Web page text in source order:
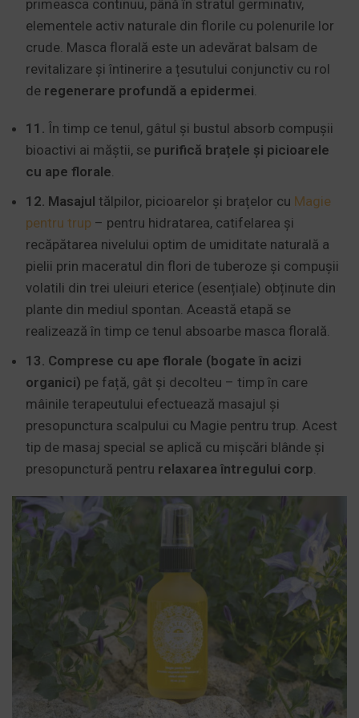
primeasca continuu, până în stratul germinativ,
elementele activ naturale din florile cu polenurile lor
crude. Masca florală este un adevărat balsam de
revitalizare și întinerire a țesutului conjunctiv cu rol
de regenerare profundă a epidermei
11. În timp ce tenul, gâtul și bustul absorb compușii
bioactivi ai măștii, se purifică brațele și picioarele
cu ape florale
12. Masajul tălpilor, picioarelor și brațelor cu Magie
pentru trup – pentru hidratarea, catifelarea și
recăpătarea nivelului optim de umiditate naturală a
pielii prin maceratul din flori de tuberoze și compușii
volatili din trei uleiuri eterice (esențiale) obținute din
plante din mediul spontan. Această etapă se
realizează în timp ce tenul absoarbe masca florală.
13. Comprese cu ape florale (bogate în acizi
organici) pe față, gât și decolteu – timp în care
mâinile terapeutului efectuează masajul și
presopunctura scalpului cu Magie pentru trup. Acest
tip de masaj special se aplică cu mișcări blânde și
presopunctură pentru relaxarea întregului corp